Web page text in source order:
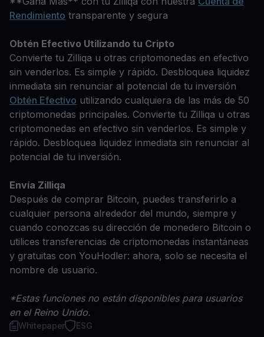
Rendimiento transparente y segura
Obtén Efectivo Utilizando tu Cripto
Convierte tu Zilliqa u otras criptomonedas en efectivo
sin venderlos. Es simple y rápido. Desbloquea liquidez
inmediata sin renunciar al potencial de tu inversión
Obtén Efectivo utilizando cualquiera de las más de 50
criptomonedas principales. Convierte tu Zilliqa u otras
criptomonedas en efectivo sin venderlos. Es simple y
rápido. Desbloquea liquidez inmediata sin renunciar al
potencial de tu inversión.
Envía Zilliqa
Después de comprar Bitcoin, puedes transferirlo a
cualquier persona alrededor del mundo, siempre y
cuando conozcas su dirección de monedero Bitcoin o
utilices transferencias de criptomonedas instantáneas
y gratuitas con YouHodler: ahora, solo se necesita el
nombre de usuario.
*Estas funciones no están disponibles para usuarios
en el Reino Unido.
Whitepaper ESG